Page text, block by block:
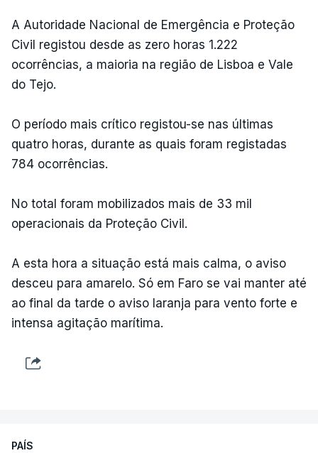
ESTE CONTEÚDO ESTÁ NESTE
MOMENTO INDISPONÍVEL
A Autoridade Nacional de Emergência e Proteção
Civil registou desde as zero horas 1.222
ocorrências, a maioria na região de Lisboa e Vale
do Tejo.
O período mais crítico registou-se nas últimas
quatro horas, durante as quais foram registadas
784 ocorrências.
No total foram mobilizados mais de 33 mil
operacionais da Proteção Civil.
A esta hora a situação está mais calma, o aviso
desceu para amarelo. Só em Faro se vai manter até
ao final da tarde o aviso laranja para vento forte e
intensa agitação marítima.
PAÍS